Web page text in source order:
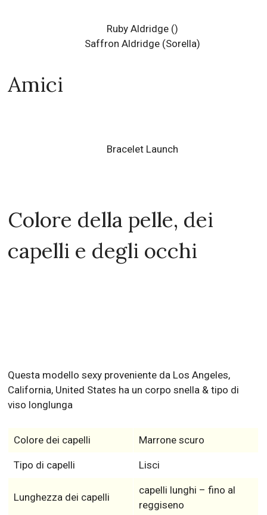
Ruby Aldridge()
Saffron Aldridge(Sorella)
Amici
Bracelet Launch
Colore della pelle, dei
capelli e degli occhi
Questa modello sexy proveniente da Los Angeles,
California, United States ha un corpo snella & tipo di
viso longlunga
Colore dei capelli Marrone scuro
Tipo di capelli Lisci
Lunghezza dei capelli
capelli lunghi – fino al
reggiseno